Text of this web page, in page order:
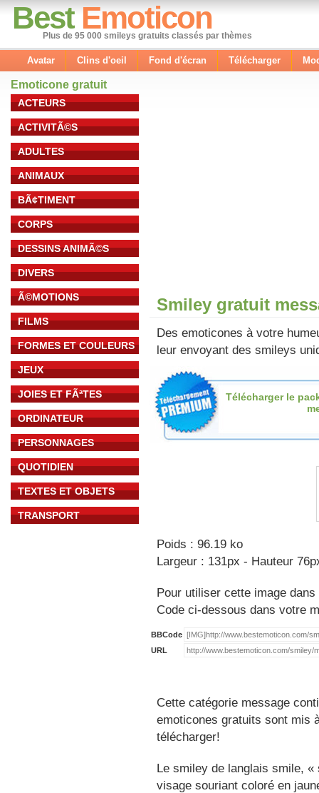
Best Emoticon
Plus de 95 000 smileys gratuits classés par thèmes
Avatar Clins d'oeil Fond d'écran Télécharger
Emoticone gratuit
ACTEURS
ACTIVITÃ©S
ADULTES
ANIMAUX
BÃ¢TIMENT
CORPS
DESSINS ANIMÃ©S
DIVERS
Ã©MOTIONS
FILMS
FORMES ET COULEURS
JEUX
JOIES ET FÃªTES
ORDINATEUR
PERSONNAGES
QUOTIDIEN
TEXTES ET OBJETS
TRANSPORT
Smiley gratuit
Des emoticones à votre
leur envoyant des smileys
Télécharger le
Poids : 96.19 ko
Largeur : 131px - Hauteur
Pour utiliser cette image
Code ci-dessous dans votre
BBCode
URL
Cette catégorie message
emoticones gratuits sont mis
télécharger!
Le smiley de langlais smile,
visage souriant coloré en